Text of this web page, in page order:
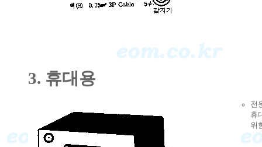
3. 휴대용
전
휴
위